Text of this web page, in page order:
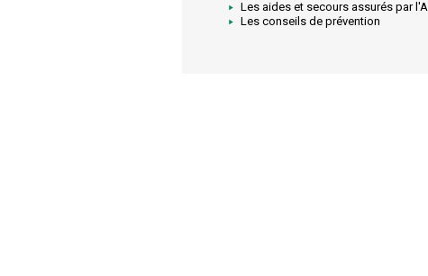
Les aides et secours assurés par
Les conseils de prévention